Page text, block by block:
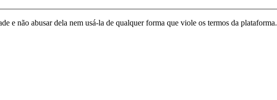
e não abusar dela nem usá-la de qualquer forma que viole os termos da plataforma.